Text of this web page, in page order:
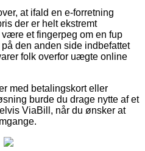
at ifald en e-forretning
der er helt ekstremt
et fingerpeg om en fup
den anden side indbefattet
folk overfor uægte online
med betalingskort eller
burde du drage nytte af et
ViaBill, når du ønsker at